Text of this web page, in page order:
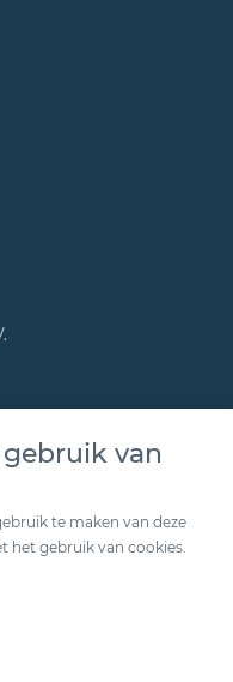
van
te maken van deze
het gebruik van cookies.